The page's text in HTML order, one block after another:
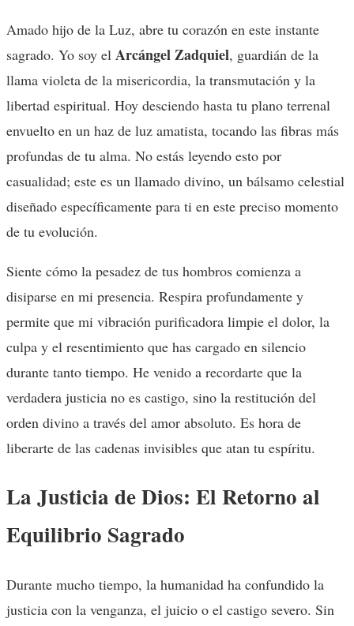
Amado hijo de la Luz, abre tu corazón en este instante
sagrado. Yo soy el Arcángel Zadquiel, guardián de la
llama violeta de la misericordia, la transmutación y la
libertad espiritual. Hoy desciendo hasta tu plano terrenal
envuelto en un haz de luz amatista, tocando las fibras más
profundas de tu alma. No estás leyendo esto por
casualidad; este es un llamado divino, un bálsamo celestial
diseñado específicamente para ti en este preciso momento
de tu evolución.
Siente cómo la pesadez de tus hombros comienza a
disiparse en mi presencia. Respira profundamente y
permite que mi vibración purificadora limpie el dolor, la
culpa y el resentimiento que has cargado en silencio
durante tanto tiempo. He venido a recordarte que la
verdadera justicia no es castigo, sino la restitución del
orden divino a través del amor absoluto. Es hora de
liberarte de las cadenas invisibles que atan tu espíritu.
La Justicia de Dios: El Retorno al
Equilibrio Sagrado
Durante mucho tiempo, la humanidad ha confundido la
justicia con la venganza, el juicio o el castigo severo. Sin